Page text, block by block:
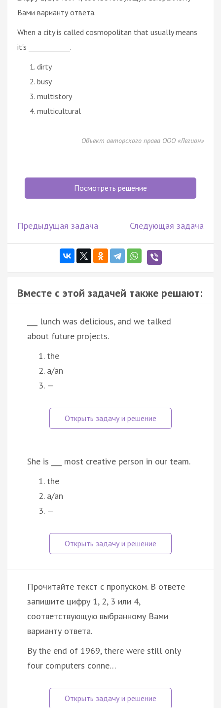
Вами варианту ответа.
When a city is called cosmopolitan that usually means
it's ____________.
dirty
busy
multistory
multicultural
Объект авторского права ООО «Легион»
Посмотреть решение
Предыдущая задача Следующая задача
Вместе с этой задачей также решают:
___ lunch was delicious, and we talked
about future projects.
the
a/an
—
She is ___ most creative person in our team.
the
a/an
—
Прочитайте текст с пропуском. В ответе
запишите цифру 1, 2, 3 или 4,
соответствующую выбранному Вами
варианту ответа.
By the end of 1969, there were still only
four computers conne…